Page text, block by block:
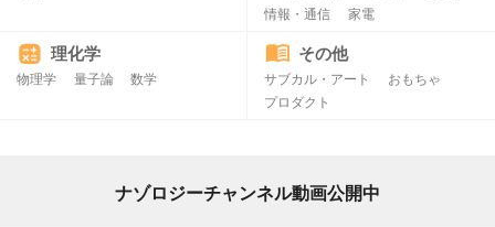
情報・通信
家電
理化学
物理学 量子論 数学
その他
サブカル・アート
おもちゃ
プロダクト
ナゾロジーチャンネル動画公開中